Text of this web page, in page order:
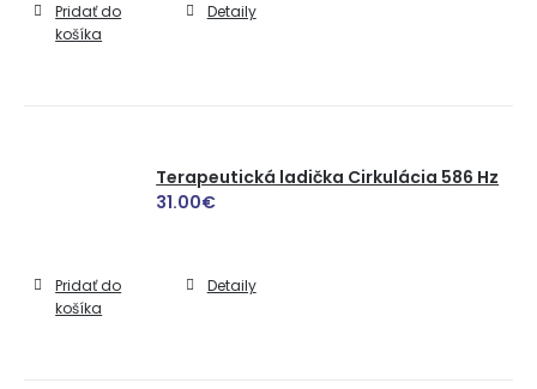
Pridať do
košíka
Detaily
Terapeutická ladička Cirkulácia 586 Hz
31.00€
Pridať do
košíka
Detaily